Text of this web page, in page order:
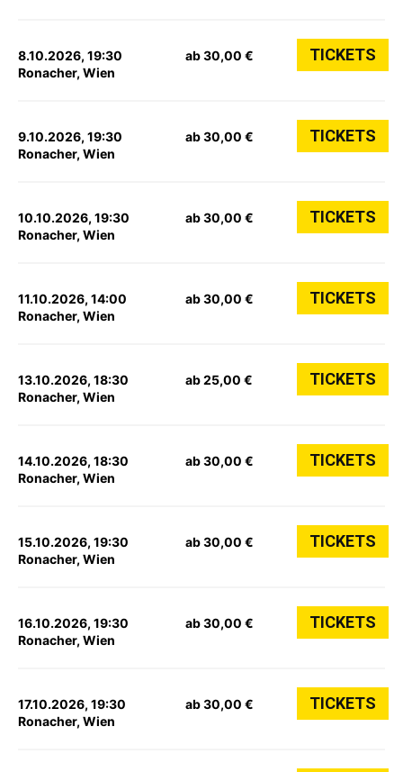
8.10.2026, 19:30
Ronacher, Wien
ab 30,00 € TICKETS
9.10.2026, 19:30
Ronacher, Wien
ab 30,00 € TICKETS
10.10.2026, 19:30
Ronacher, Wien
ab 30,00 € TICKETS
11.10.2026, 14:00
Ronacher, Wien
ab 30,00 € TICKETS
13.10.2026, 18:30
Ronacher, Wien
ab 25,00 € TICKETS
14.10.2026, 18:30
Ronacher, Wien
ab 30,00 € TICKETS
15.10.2026, 19:30
Ronacher, Wien
ab 30,00 € TICKETS
16.10.2026, 19:30
Ronacher, Wien
ab 30,00 € TICKETS
17.10.2026, 19:30
Ronacher, Wien
ab 30,00 € TICKETS